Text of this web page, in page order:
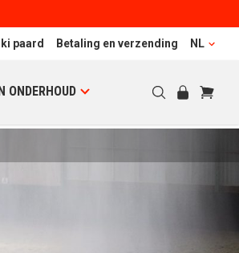
paard Betaling en verzending NL
ONDERHOUD